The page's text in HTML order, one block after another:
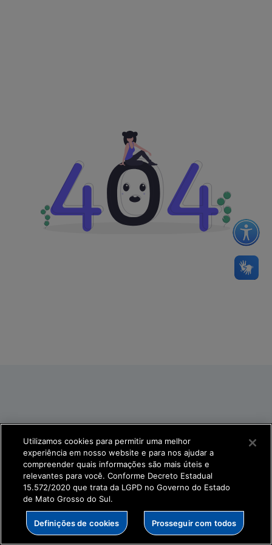
Utilizamos cookies para permitir uma melhor
experiência em nosso website e para nos ajudar a
compreender quais informações são mais úteis e
relevantes para você. Conforme Decreto Estadual
15.572/2020 que trata da LGPD no Governo do Estado
de Mato Grosso do Sul.
Definições de cookies Prosseguir com todos